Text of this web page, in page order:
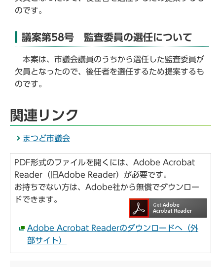
のです。
議案第58号 監査委員の選任について
本案は、市議会議員のうちから選任した監査委員が
欠員となったので、後任者を選任するため提案するも
のです。
関連リンク
まつど市議会
PDF形式のファイルを開くには、Adobe Acrobat
Reader（旧Adobe Reader）が必要です。
お持ちでない方は、Adobe社から無償でダウンロー
ドできます。
Adobe Acrobat Readerのダウンロードへ（外
部サイト）